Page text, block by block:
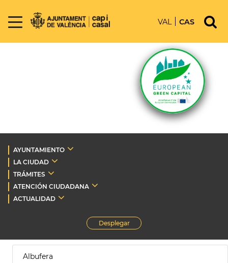
VAL CAS
AYUNTAMIENTO
LA CIUDAD
TRÁMITES
ATENCIÓN CIUDADANA
ACTUALIDAD
Desplegar
Albufera